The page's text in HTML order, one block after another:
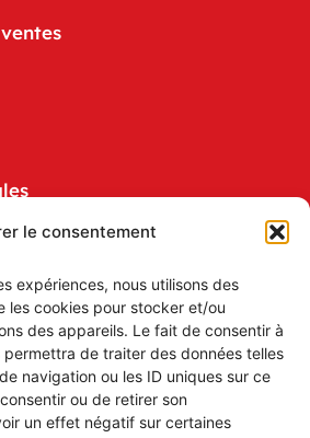
le consentement
expériences, nous utilisons des
les cookies pour stocker et/ou
des appareils. Le fait de consentir à
de traiter des données telles
navigation ou les ID uniques sur ce
ou de retirer son
un effet négatif sur certaines